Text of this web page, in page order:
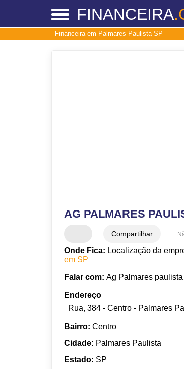
FINANCEIRA
Financeira em Palmares Paulista-SP
AG PALMARES
Compartilhar
Onde Fica: Localização da
em SP
Falar com: Ag Palmares paulista
Endereço
Rua, 384 - Centro - Palmares
Bairro: Centro
Cidade: Palmares Paulista
Estado: SP